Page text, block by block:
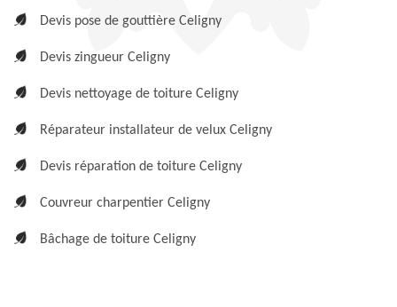
Devis pose de gouttière Celigny
Devis zingueur Celigny
Devis nettoyage de toiture Celigny
Réparateur installateur de velux Celigny
Devis réparation de toiture Celigny
Couvreur charpentier Celigny
Bâchage de toiture Celigny